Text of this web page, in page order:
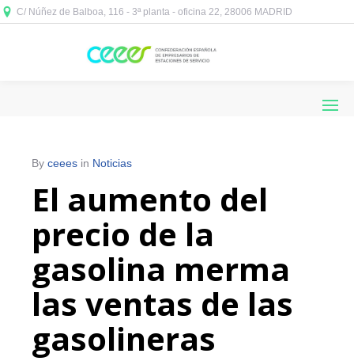
C/ Núñez de Balboa, 116 - 3ª planta - oficina 22, 28006 MADRID
By ceees in Noticias
El aumento del
precio de la
gasolina merma
las ventas de las
gasolineras